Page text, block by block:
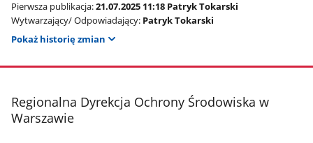
Pierwsza publikacja:21.07.2025 11:18 Patryk Tokarski
Wytwarzający/ Odpowiadający: Patryk Tokarski
Pokaż historię zmian
stopka
Regionalna Dyrekcja Ochrony Środowiska w
Warszawie